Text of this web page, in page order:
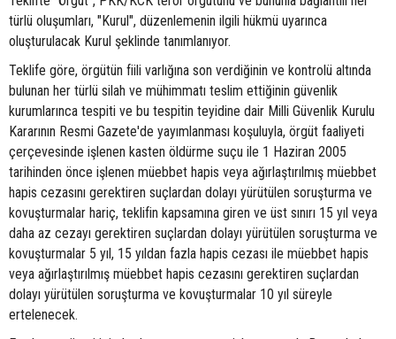
türlü oluşumları, "Kurul", düzenlemenin ilgili hükmü uyarınca
oluşturulacak Kurul şeklinde tanımlanıyor.
Teklife göre, örgütün fiili varlığına son verdiğinin ve kontrolü altında
bulunan her türlü silah ve mühimmatı teslim ettiğinin güvenlik
kurumlarınca tespiti ve bu tespitin teyidine dair Milli Güvenlik Kurulu
Kararının Resmi Gazete'de yayımlanması koşuluyla, örgüt faaliyeti
çerçevesinde işlenen kasten öldürme suçu ile 1 Haziran 2005
tarihinden önce işlenen müebbet hapis veya ağırlaştırılmış müebbet
hapis cezasını gerektiren suçlardan dolayı yürütülen soruşturma ve
kovuşturmalar hariç, teklifin kapsamına giren ve üst sınırı 15 yıl veya
daha az cezayı gerektiren suçlardan dolayı yürütülen soruşturma ve
kovuşturmalar 5 yıl, 15 yıldan fazla hapis cezası ile müebbet hapis
veya ağırlaştırılmış müebbet hapis cezasını gerektiren suçlardan
dolayı yürütülen soruşturma ve kovuşturmalar 10 yıl süreyle
ertelenecek.